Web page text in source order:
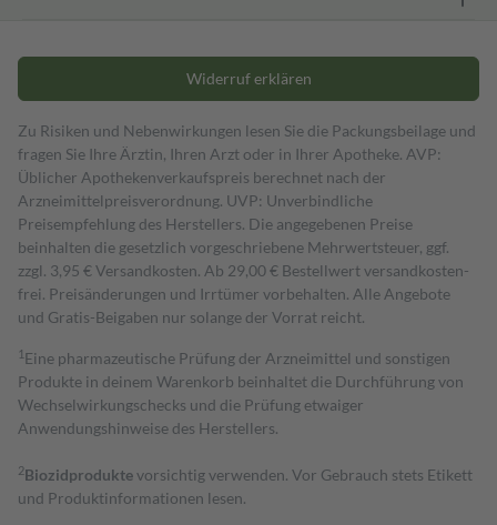
Widerruf erklären
Zu Risiken und Nebenwirkungen lesen Sie die Packungsbeilage und
fragen Sie Ihre Ärztin, Ihren Arzt oder in Ihrer Apotheke. AVP:
Üblicher Apothekenverkaufspreis berechnet nach der
Arzneimittelpreisverordnung. UVP: Unverbindliche
Preisempfehlung des Herstellers. Die angegebenen Preise
beinhalten die gesetzlich vorgeschriebene Mehrwertsteuer, ggf.
zzgl. 3,95 € Versandkosten. Ab 29,00 € Bestell­wert versand­kosten­
frei. Preisänderungen und Irrtümer vorbehalten. Alle Angebote
und Gratis-Beigaben nur solange der Vorrat reicht.
1 Eine pharmazeutische Prüfung der Arzneimittel und sonstigen
Produkte in deinem Warenkorb beinhaltet die Durchführung von
Wechselwirkungschecks und die Prüfung etwaiger
Anwendungshinweise des Herstellers.
2Biozidproduktevorsichtig verwenden. Vor Gebrauch stets Etikett
und Produktinformationen lesen.